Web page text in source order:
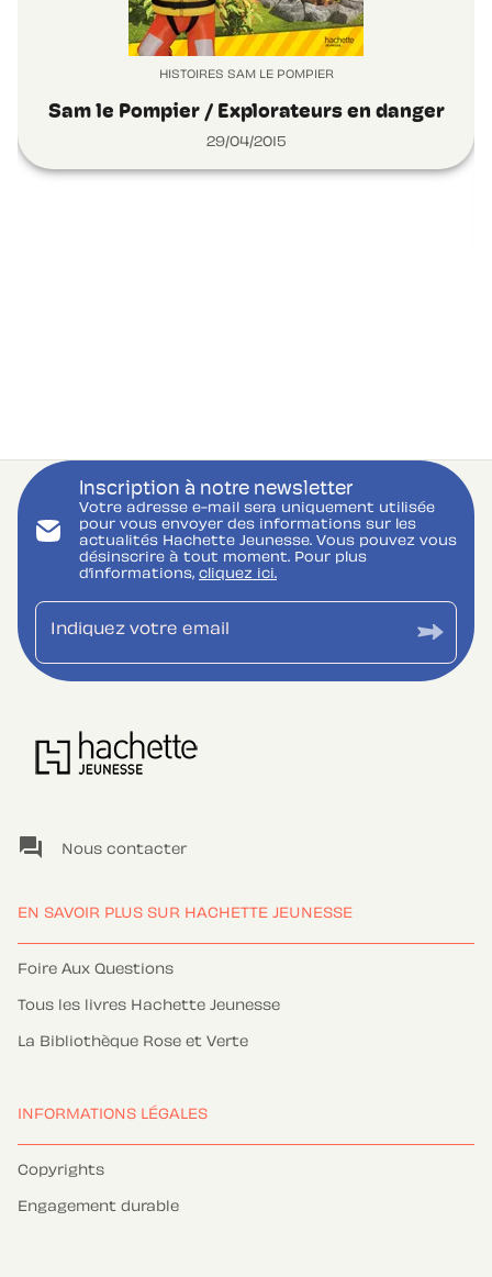
HISTOIRES SAM LE POMPIER
Sam le Pompier / Explorateurs en danger
29/04/2015
Inscription à notre newsletter
Votre adresse e-mail sera uniquement utilisée
pour vous envoyer des informations sur les
actualités Hachette Jeunesse. Vous pouvez vous
désinscrire à tout moment. Pour plus
d’informations, cliquez ici.
Indiquez votre email
question_answer Nous contacter
EN SAVOIR PLUS SUR HACHETTE JEUNESSE
Foire Aux Questions
Tous les livres Hachette Jeunesse
La Bibliothèque Rose et Verte
INFORMATIONS LÉGALES
Copyrights
Engagement durable